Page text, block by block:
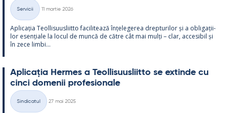
Categorii
Servicii
11 martie 2026
Aplicația Teol­li­suus­liitto faci­li­tează înțe­le­ge­rea drep­tu­ri­lor și a obli­gații­
lor esențiale la locul de muncă de către cât mai mulți – clar, acce­si­bil și
în zece limbi...
Aplicația Her­mes a Teol­li­suus­liitto se ex­tinde cu
cinci do­me­nii pro­fe­sio­nale
Categorii
Sindicatul
27 mai 2025